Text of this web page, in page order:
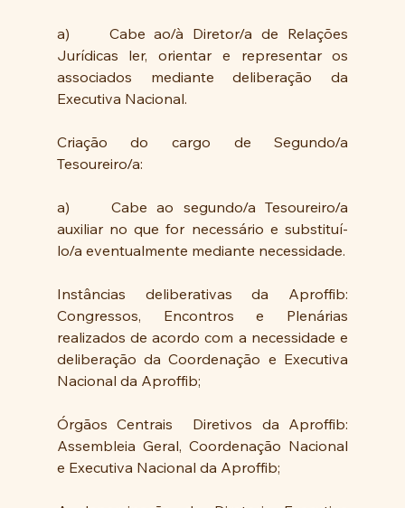
a)  	Cabe ao/à Diretor/a de Relações
Jurídicas ler, orientar e representar os
associados mediante deliberação da
Executiva Nacional.
Criação do cargo de Segundo/a
Tesoureiro/a:
a)  	Cabe ao segundo/a Tesoureiro/a
auxiliar no que for necessário e substituí-
lo/a eventualmente mediante necessidade.
Instâncias deliberativas da Aproffib:
Congressos, Encontros e Plenárias
realizados de acordo com a necessidade e
deliberação da Coordenação e Executiva
Nacional da Aproffib;
Órgãos Centrais  Diretivos da Aproffib:
Assembleia Geral, Coordenação Nacional
e Executiva Nacional da Aproffib;